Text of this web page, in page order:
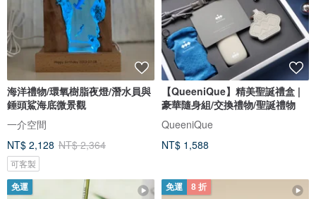
海洋禮物/環氧樹脂夜燈/潛水員與
錘頭鯊海底微景觀
一介空間
NT$ 2,128 NT$ 2,364
可客製
【QueeniQue】精美聖誕禮盒 |
豪華隨身組/交換禮物/聖誕禮物
QueeniQue
NT$ 1,588
免運 免運 8 折